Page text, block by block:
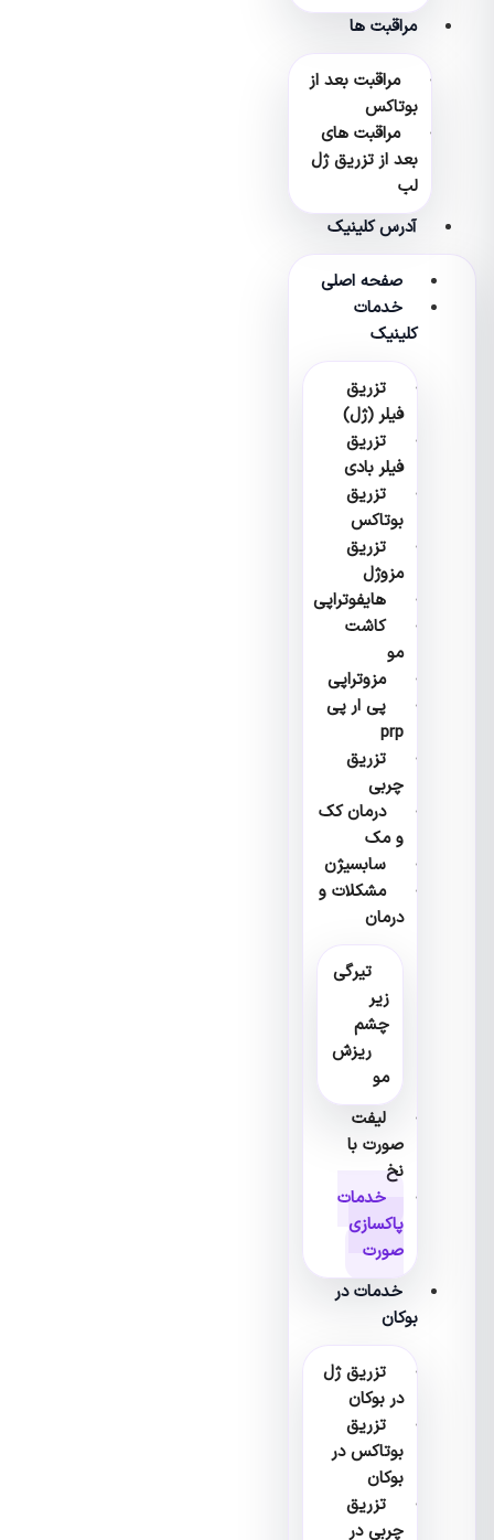
مراقبت ها
مراقبت بعد از
بوتاکس
مراقبت های
بعد از تزریق ژل
آدرس کلینیک
صفحه اصلی
خدمات
کلینیک
تزریق
فیلر (ژل)
تزریق
فیلر بادی
تزریق
بوتاکس
تزریق
مزوژل
هایفوتراپی
کاشت
مزوتراپی
پی ار پی
تزریق
چربی
درمان کک
و مک
سابسیژن
مشکلات و
درمان
تیرگی
چشم
ریزش
لیفت
صورت با
خدمات
پاکسازی
صورت
خدمات در
بوکان
تزریق ژل
در بوکان
تزریق
بوتاکس در
بوکان
تزریق
چربی در